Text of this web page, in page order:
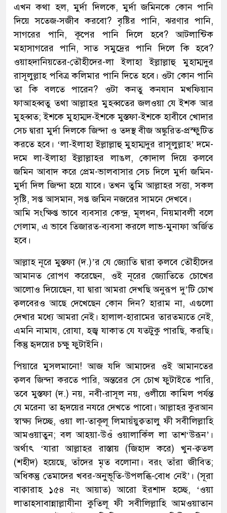
এখন কথা হল, মুর্দা দিলকে, মুর্দা জমিনকে কোন পানি
দিয়ে সতেজ-সজীব করবো? বৃষ্টির পানি, ঝরণার পানি,
সাগরের পানি, কূপের পানি দিলে হবে? আটলান্টিক
মহাসাগরের পানি, সাত সমুদ্রের পানি দিলে কি হবে?
ওয়াহদানিয়তের-তৌহীদের-লা ইলাহা ইল্লাল্লাহু মুহাম্মদুর
রাসূলুল্লাহ পবিত্র কলিমার পানি দিতে হবে। ওটা কোন পানি
তা কি বলতে পারেন? ওটা কনতু কনযান মখফিয়ান
ফাআহব্বতু তথা আল্লাহর মুহব্বতের জলওয়া যে ইশক আর
মুহব্বত; ইশকে মুহাম্মদ-ইশকে মুস্তফা-ইশকে হাবীবে খোদার
সেচ দ্বারা মুর্দা দিলকে জিন্দা ও তদস্থ বীজ অঙ্কুরিত-প্রস্ফুটিত
করতে হবে। ‘লা-ইলাহা ইল্লাল্লাহু মুহাম্মদুর রাসূলুল্লাহ’ দমে-
দমে লা-ইলাহা ইল্লাল্লাহর লাঙল, কোদাল দিয়ে ক্বলবে
জমিন আবাদ করে প্রেম-ভালবাসার সেচ দিলে মুর্দা জমিন-
মুর্দা দিল জিন্দা হয়ে যাবে। তখন তুমি আল্লাহর সত্তা, সকল
সৃষ্টি, সপ্ত আসমান, সপ্ত জমিন নজরের সামনে দেখবে।
আমি সংক্ষিপ্ত ভাবে ব্যবসার কেন্দ্র, মূলধন, নিয়মাবলী বলে
গেলাম, এ ভাবে তিজারত-ব্যবসা করলে লাভ-মুনাফা অর্জিত
হবে।
আল্লাহ নূরে মুস্তফা (দ.)’র যে জ্যোতি দ্বারা ক্বলবে তৌহীদের
আমানত রোপণ করেছেন, ওই নূরের জ্যোতিতে চোখের
আলোও দিয়েছেন, যা দ্বারা আমরা দেখছি অনুরূপ দু’টি চোখ
ক্বলবেরও আছে দেখেছেন কোন দিন? হারাম না, এগুলো
দেখার মধ্যে আমরা নেই। হালাল-হারামের তারতম্যতে নেই,
এমনি নামায, রোযা, হজ্ব যাকাত যে যতটুকু পারছি, করছি।
কিন্তু হৃদয়ের চক্ষু ফুটাইনি।
পিয়ারে মুসলমানো! আজ যদি আমাদের ওই আমানতের
ক্বলব জিন্দা করতে পারি, অন্তরের সে চোখ ফুটাইতে পারি,
তবে মুস্তফা (দ.) নয়, নবী-রাসূল নয়, ওলীয়ে কামিল পর্যন্ত
যে মরেনা তা হৃদয়ের নযরে দেখতে পাবো। আল্লাহর কুরআন
স্বাক্ষ্য দিচ্ছে, ওয়া লা-তাকূলূ লিমায়ঁয়ুক্বতালু ফী সবীলিল্লাহি
আমওয়াতুন; বল আহয়া-উওঁ ওয়ালাকিঁল লা তাশ‘উরূন’।
অর্থাৎ ‘যারা আল্লাহর রাস্তায় (জিহাদ করে) খুন-ক্বতল
(শহীদ) হয়েছে, তাঁদের মৃত বলোনা। বরং তাঁরা জীবিত;
অধিকন্তু তেমাদের খবর-অনুভূতি-উপলব্ধি-বোধ নেই’। (সূরা
বাক্বারাহ ১৫৪ নং আয়াত) আরো ইরশাদ হচ্ছে, ‘ওয়া
লাতাহ্সাবান্নাল্লাযীনা কুতিলূ ফী সবীলিল্লাহি আমওয়াতান